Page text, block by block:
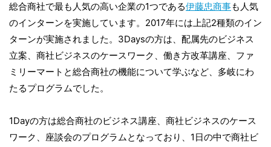
総合商社で最も人気の高い企業の1つである伊藤忠商事も人気
のインターンを実施しています。2017年には上記2種類のイン
ターンが実施されました。3Daysの方は、配属先のビジネス
立案、商社ビジネスのケースワーク、働き方改革講座、ファ
ミリーマートと総合商社の機能について学ぶなど、多岐にわ
たるプログラムでした。
1Dayの方は総合商社のビジネス講座、商社ビジネスのケース
ワーク、座談会のプログラムとなっており、1日の中で商社ビ